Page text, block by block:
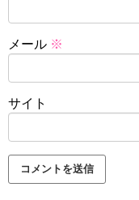
メール ※
サイト